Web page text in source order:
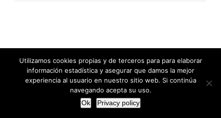
Copyright © 2021 Censys International | Powered by Insertcom
Facebook
MyBusiness
Utilizamos cookies propias y de terceros para para elaborar
información estadística y asegurar que damos la mejor
experiencia al usuario en nuestro sitio web. Si continúa
navegando acepta su uso.
Ok
Privacy policy